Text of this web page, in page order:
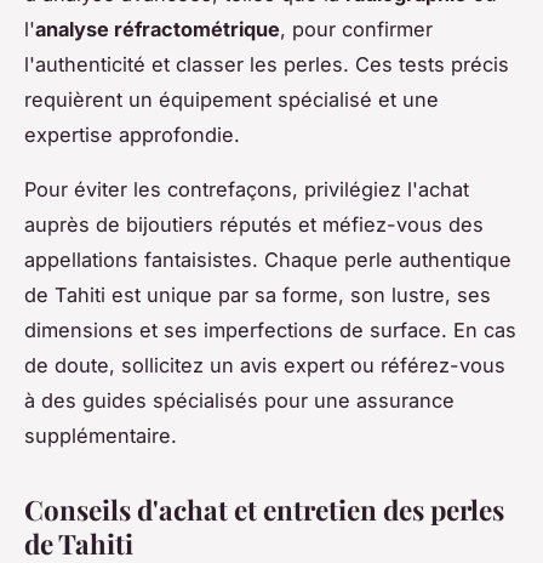
l'analyse réfractométrique, pour confirmer
l'authenticité et classer les perles. Ces tests précis
requièrent un équipement spécialisé et une
expertise approfondie.
Pour éviter les contrefaçons, privilégiez l'achat
auprès de bijoutiers réputés et méfiez-vous des
appellations fantaisistes. Chaque perle authentique
de Tahiti est unique par sa forme, son lustre, ses
dimensions et ses imperfections de surface. En cas
de doute, sollicitez un avis expert ou référez-vous
à des guides spécialisés pour une assurance
supplémentaire.
Conseils d'achat et entretien des perles
de Tahiti